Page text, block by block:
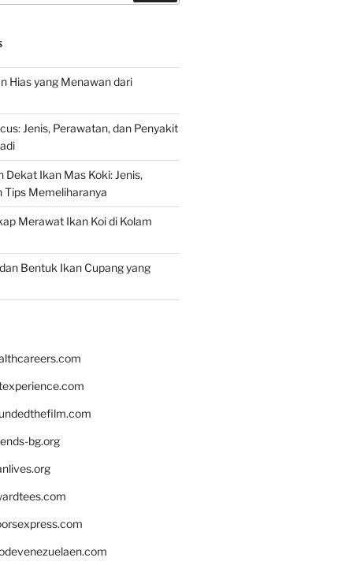
Hias yang Menawan dari
Jenis, Perawatan, dan Penyakit
Dekat Ikan Mas Koki: Jenis,
Tips Memeliharanya
Merawat Ikan Koi di Kolam
Bentuk Ikan Cupang yang
bg.org